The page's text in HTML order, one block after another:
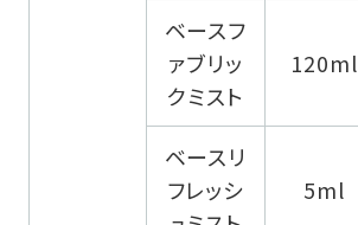
ベースフ
ァブリッ
クミスト
120ml
ベースリ
フレッシ
5ml